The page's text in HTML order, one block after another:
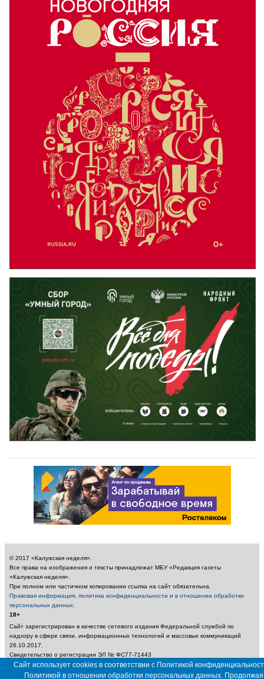
© 2017 «Калужская неделя».
Все права на изображения и тексты принадлежат МБУ «Редакция газеты
«Калужская неделя».
При полном или частичном копировании ссылка на сайт обязательна.
Правовая информация, политика конфиденциальности и в отношении обработки
персональных данных
18+
Сайт зарегистрирован в качестве сетевого издания Федеральной службой по
надзору в сфере связи, информационных технологий и массовых коммуникаций
26.10.2017.
Свидетельство о регистрации ЭЛ № ФС77-71443
Учредитель: Муниципальное бюджетное учреждение «Редакция газеты «Калужская
неделя»
Сайт использует cookies в соответствии с Политикой
Политикой в отношении обработки персональных данных. Продолжая